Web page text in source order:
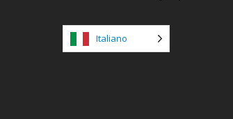
Italiano